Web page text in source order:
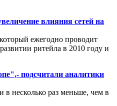
влияния сетей на
ежегодно проводит
ритейла в 2010 году и
подсчитали аналитики
в несколько раз меньше, чем в